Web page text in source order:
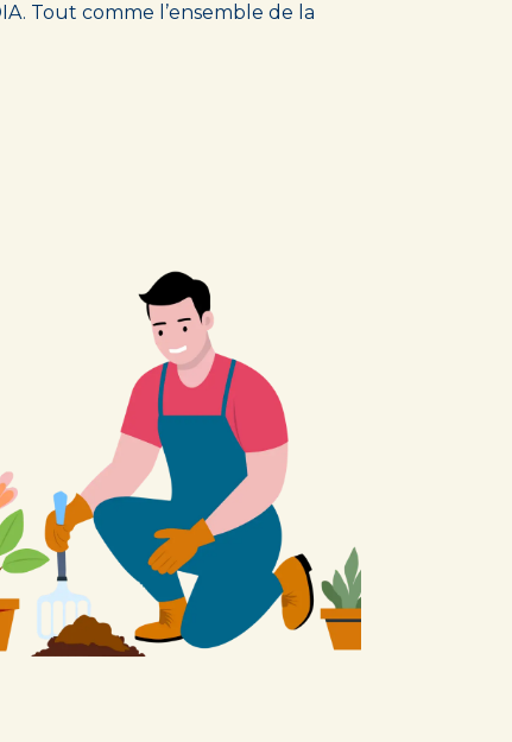
Tout comme l’ensemble de la